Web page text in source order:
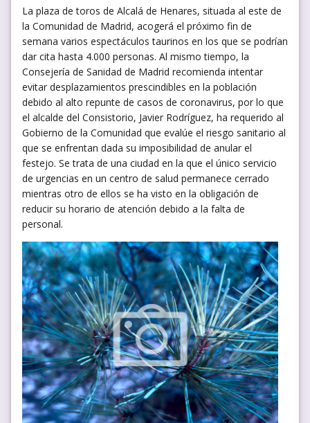
La plaza de toros de Alcalá de Henares, situada al este de
la Comunidad de Madrid, acogerá el próximo fin de
semana varios espectáculos taurinos en los que se podrían
dar cita hasta 4.000 personas. Al mismo tiempo, la
Consejería de Sanidad de Madrid recomienda intentar
evitar desplazamientos prescindibles en la población
debido al alto repunte de casos de coronavirus, por lo que
el alcalde del Consistorio, Javier Rodríguez, ha requerido al
Gobierno de la Comunidad que evalúe el riesgo sanitario al
que se enfrentan dada su imposibilidad de anular el
festejo. Se trata de una ciudad en la que el único servicio
de urgencias en un centro de salud permanece cerrado
mientras otro de ellos se ha visto en la obligación de
reducir su horario de atención debido a la falta de
personal.